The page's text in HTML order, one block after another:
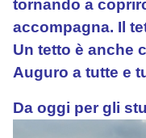
tornando a
accompagna. Il
Un tetto è anche
Auguro a tutte e
Da oggi per gli